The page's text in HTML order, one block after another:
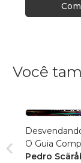
Você
O Guia
Baralho
Pedro